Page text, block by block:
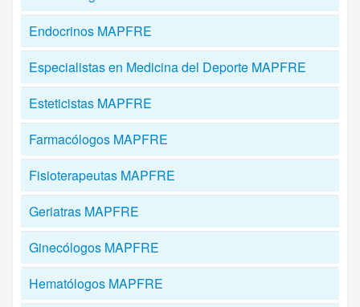
Endocrinos MAPFRE
Especialistas en Medicina del Deporte MAPFRE
Esteticistas MAPFRE
Farmacólogos MAPFRE
Fisioterapeutas MAPFRE
Geriatras MAPFRE
Ginecólogos MAPFRE
Hematólogos MAPFRE